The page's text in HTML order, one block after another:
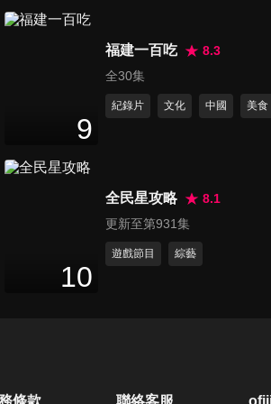
9
福建一百吃
8.3
全30集
紀錄片 文化 中國 美食
10
全民星攻略
8.1
更新至第931集
遊戲節目 綜藝
條款 聯絡客服